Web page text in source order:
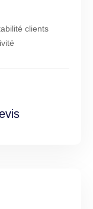
clients